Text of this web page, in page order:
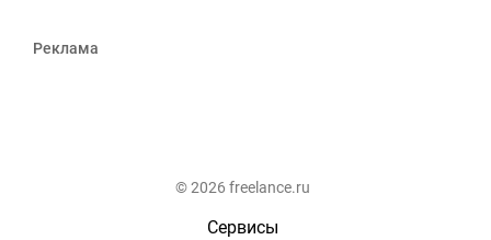
Реклама
© 2026 freelance.ru
Сервисы